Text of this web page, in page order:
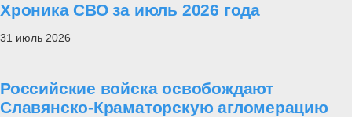
Хроника СВО за июль 2026 года
31 июль 2026
Российские войска освобождают
Славянско-Краматорскую агломерацию